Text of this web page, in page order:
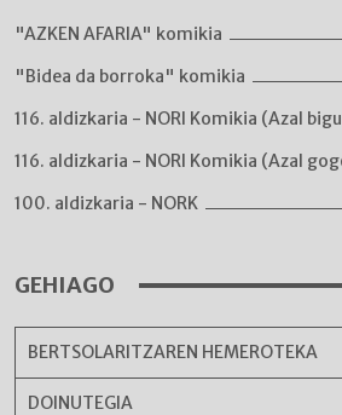
"AZKEN AFARIA" komikia
"Bidea da borroka" komikia
116. aldizkaria - NORI Komikia (Azal
116. aldizkaria - NORI Komikia (Azal
100. aldizkaria - NORK
GEHIAGO
BERTSOLARITZAREN HEMEROTEKA
DOINUTEGIA